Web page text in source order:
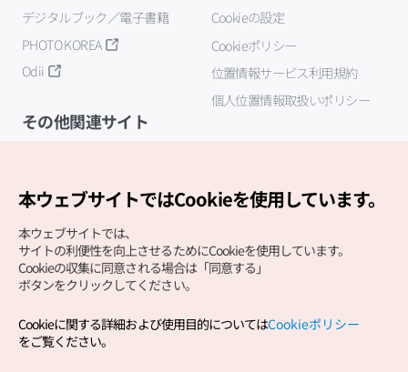
デジタルブック／電子書籍
PHOTO KOREA
Odii
Cookieの設定
Cookieポリシー
位置情報サービス利用規約
個人位置情報取扱いポリシー
その他関連サイト
Copyright (c) Korea Tourism Organization All Rights
本ウェブサイトではCookieを使用しています。
本ウェブサイトでは、
サイトの利便性を向上させるためにCookieを使用しています。
Cookieの収集に同意される場合は「同意する」
ボタンをクリックしてください。
Cookieに関する詳細および使用目的についてはCookieポリシー
をご覧ください。